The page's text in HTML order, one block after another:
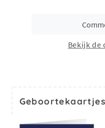
Bekijk de